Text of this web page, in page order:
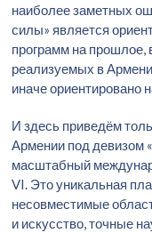
наиболее заметных
силы» является
программ на прошлое,
реализуемых в
иначе ориентировано
И здесь приведём
Армении под девизом
масштабный
VI. Это уникальная
несовместимые
и искусство, точные